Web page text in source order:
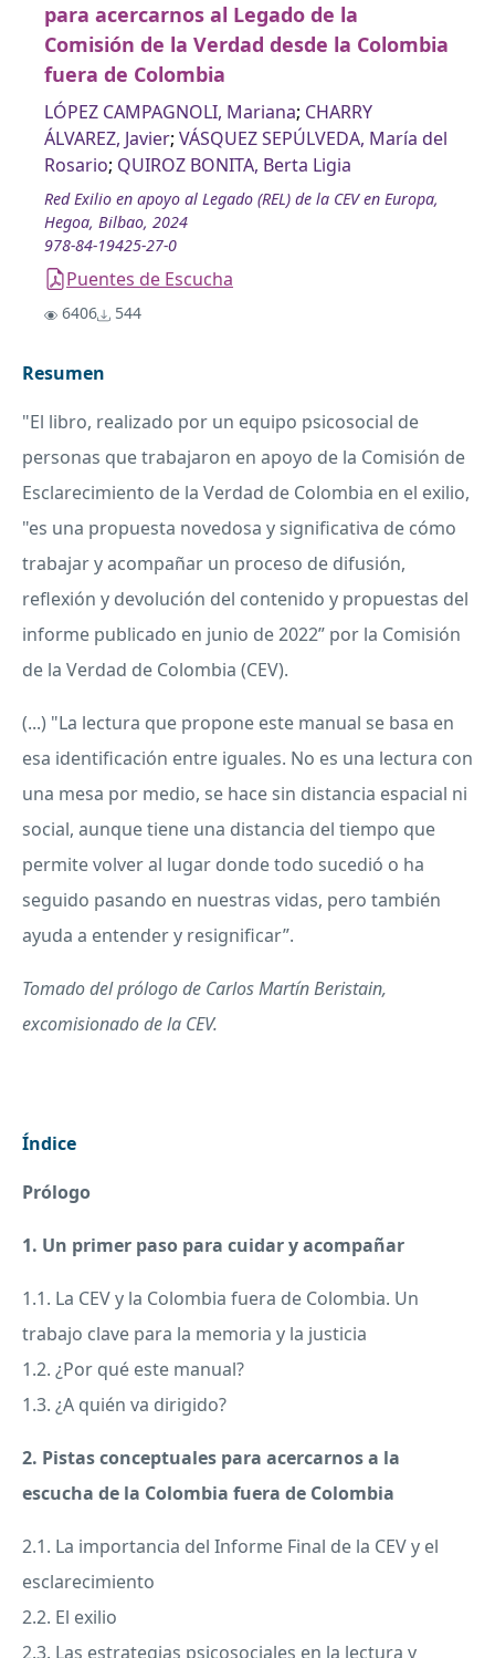
para acercarnos al Legado de la
Comisión de la Verdad desde la Colombia
fuera de Colombia
LÓPEZ CAMPAGNOLI, Mariana; CHARRY
ÁLVAREZ, Javier; VÁSQUEZ SEPÚLVEDA, María del
Rosario; QUIROZ BONITA, Berta Ligia
Red Exilio en apoyo al Legado (REL) de la CEV en Europa,
Hegoa, Bilbao, 2024
978-84-19425-27-0
Puentes de Escucha
6406 544
Resumen
"El libro, realizado por un equipo psicosocial de
personas que trabajaron en apoyo de la Comisión de
Esclarecimiento de la Verdad de Colombia en el exilio,
"es una propuesta novedosa y significativa de cómo
trabajar y acompañar un proceso de difusión,
reflexión y devolución del contenido y propuestas del
informe publicado en junio de 2022” por la Comisión
de la Verdad de Colombia (CEV).
(...) "La lectura que propone este manual se basa en
esa identificación entre iguales. No es una lectura con
una mesa por medio, se hace sin distancia espacial ni
social, aunque tiene una distancia del tiempo que
permite volver al lugar donde todo sucedió o ha
seguido pasando en nuestras vidas, pero también
ayuda a entender y resignificar”.
Tomado del prólogo de Carlos Martín Beristain,
excomisionado de la CEV.
Índice
Prólogo
1. Un primer paso para cuidar y acompañar
1.1. La CEV y la Colombia fuera de Colombia. Un
trabajo clave para la memoria y la justicia
1.2. ¿Por qué este manual?
1.3. ¿A quién va dirigido?
2. Pistas conceptuales para acercarnos a la
escucha de la Colombia fuera de Colombia
2.1. La importancia del Informe Final de la CEV y el
esclarecimiento
2.2. El exilio
2.3. Las estrategias psicosociales en la lectura y